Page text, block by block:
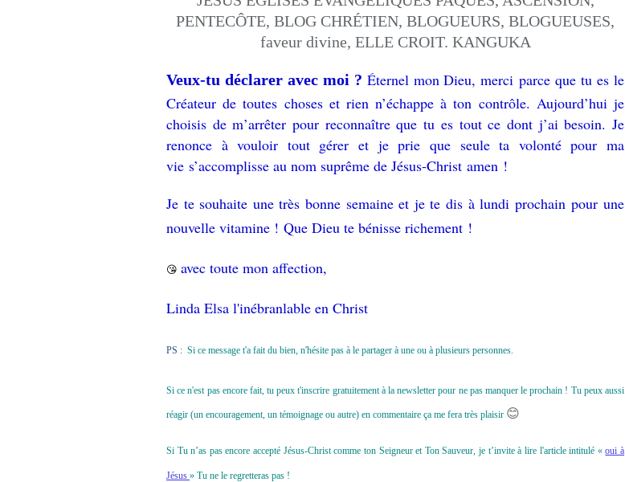
Veux-tu déclarer avec moi ? Éternel mon Dieu, merci parce que tu es le
Créateur de toutes choses et rien n’échappe à ton contrôle. Aujourd’hui je
choisis de m’arrêter pour reconnaître que tu es tout ce dont j’ai besoin. Je
renonce à vouloir tout gérer et je prie que seule ta volonté pour ma
vie s’accomplisse au nom suprême de Jésus-Christ amen !
Je te souhaite une très bonne semaine et je te dis à lundi prochain pour une
nouvelle vitamine ! Que Dieu te bénisse richement !
😘 avec toute mon affection,
Linda Elsa l'inébranlable en Christ
PS : Si ce message t'a fait du bien, n'hésite pas à le partager à une ou à plusieurs personnes.
Si ce n'est pas encore fait, tu peux t'inscrire gratuitement à la newsletter pour ne pas manquer le prochain ! Tu peux aussi
réagir (un encouragement, un témoignage ou autre) en commentaire ça me fera très plaisir 😊
Si Tu n’as pas encore accepté Jésus-Christ comme ton Seigneur et Ton Sauveur, je t’invite à lire l'article intitulé «oui à
Jésus » Tu ne le regretteras pas !